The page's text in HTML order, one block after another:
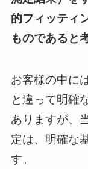
的フィッティ
ものであると
お客様の中に
と違って明確
ありますが、
定は、明確な
す。